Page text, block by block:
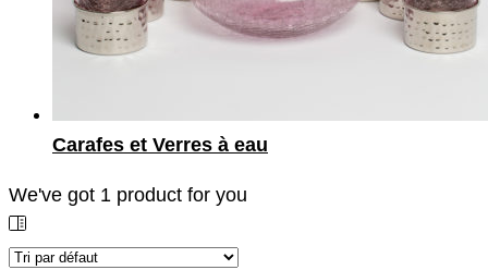
Carafes et Verres à eau
We've got 1 product for you